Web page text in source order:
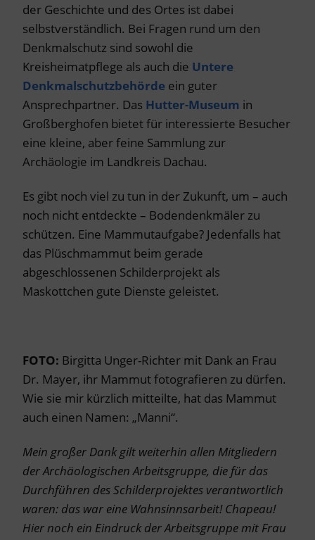
der Geschichte und des Ortes ist dabei
selbstverständlich. Bei Fragen rund um den
Denkmalschutz sind sowohl die
Kreisheimatpflege als auch die Untere
Denkmalschutzbehörde ein guter
Ansprechpartner. Das Hutter-Museum in
Großberghofen bietet für interessierte Besucher
eine kleine, aber feine Sammlung zur
Archäologie im Landkreis Dachau.
Es gibt noch viel zu tun in der Zukunft, um – auch
noch nicht entdeckte – Bodendenkmäler zu
schützen. Eine Mammutaufgabe? Jedenfalls hat
das Plüschmammut beim gerade
abgeschlossenen Schilderprojekt als
Maskottchen gute Dienste geleistet.
FOTO: Birgitta Unger-Richter mit Dank an Frau
Dr. Mayer, ihr Mammut fotografieren zu dürfen.
Wie sie mir kürzlich mitteilte, hat das Mammut
auch einen Namen: „Manni“.
Mein großer Dank gilt weiterhin allen Mitgliedern
der Archäologischen Arbeitsgruppe, die für das
Durchführen des Schilderprojektes verantwortlich
waren: das war eine Wahnsinnsarbeit! Chapeau!
Hier noch ein Eindruck der Arbeitsgruppe mit Frau